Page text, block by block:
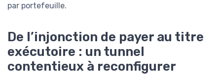
par portefeuille.
De l’injonction de payer au titre
exécutoire : un tunnel
contentieux à reconfigurer